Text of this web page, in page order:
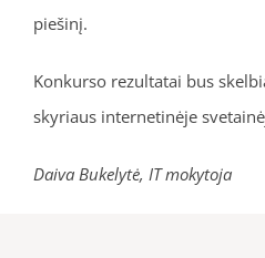
piešinį.
Konkurso rezultatai bus
skyriaus internetinėje
Daiva Bukelytė, IT mokytoja